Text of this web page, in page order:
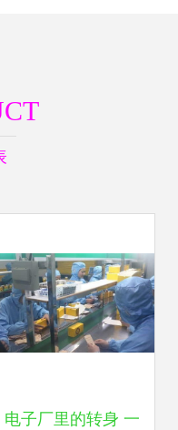
电子厂里的转身 一